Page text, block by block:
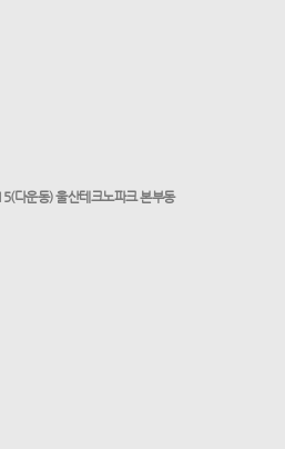
다운동) 울산테크노파크 본부동